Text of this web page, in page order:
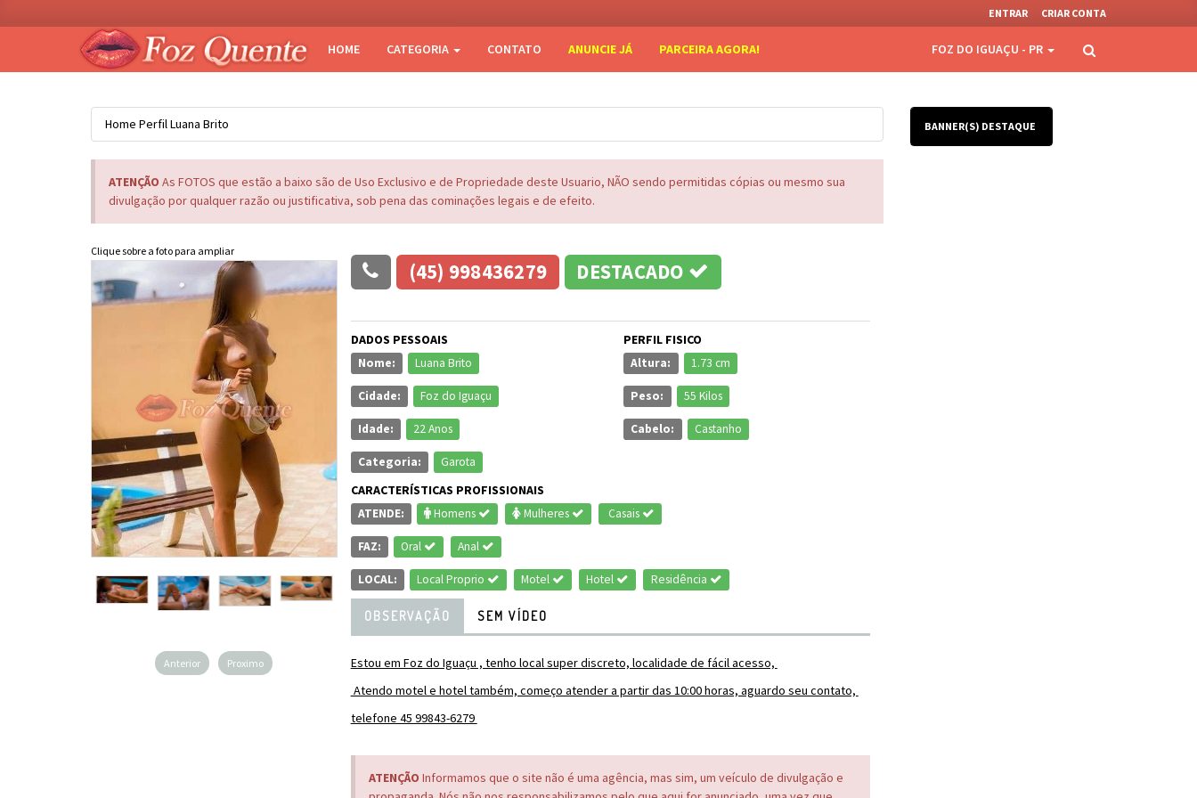
ENTRAR CRIAR CONTA
HOME CATEGORIA CONTATO ANUNCIE JÁ PARCEIRA AGORA! FOZ DO IGUAÇU - PR
Home PerfilLuana Brito
ATENÇÃO As FOTOS que estão a baixo são de Uso Exclusivo e de Propriedade deste Usuario, NÃO sendo permitidas cópias ou mesmo sua
divulgação por qualquer razão ou justificativa, sob pena das cominações legais e de efeito.
Clique sobre a foto para ampliar
Anterior Proximo
(45) 998436279 DESTACADO
DADOS PESSOAIS
Nome: Luana Brito
Cidade: Foz do Iguaçu
Idade: 22 Anos
Categoria: Garota
PERFIL FISICO
Altura: 1.73 cm
Peso: 55 Kilos
Cabelo: Castanho
CARACTERÍSTICAS PROFISSIONAIS
ATENDE: Homens Mulheres Casais
FAZ: Oral Anal
LOCAL: Local Proprio Motel Hotel Residência
OBSERVAÇÃO SEM VÍDEO
Estou em Foz do Iguaçu , tenho local super discreto, localidade de fácil acesso,
Atendo motel e hotel também, começo atender a partir das 10:00 horas, aguardo seu contato,
telefone 45 99843-6279
ATENÇÃO Informamos que o site não é uma agência, mas sim, um veículo de divulgação e
BANNER(S) DESTAQUE